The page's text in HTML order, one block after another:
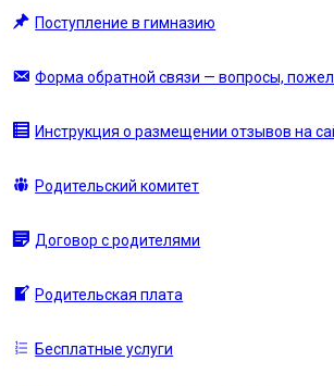
Поступление в гимназию
Форма обратной связи — вопросы,
Инструкция о размещении отзывов на
Родительский комитет
Договор с родителями
Родительская плата
Бесплатные услуги